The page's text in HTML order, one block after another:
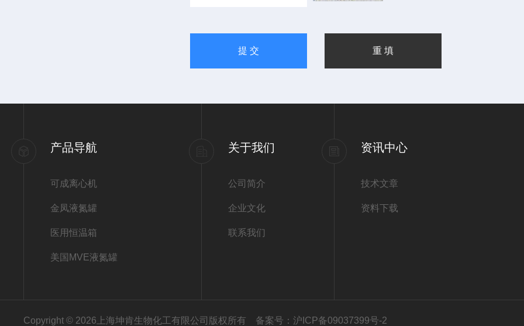
产品导航
可成离心机
金凤液氮罐
医用恒温箱
美国MVE液氮罐
关于我们
公司简介
企业文化
联系我们
资讯中心
技术文章
资料下载
Copyright © 2026上海坤肯生物化工有限公司版权所有 备案号：沪ICP备09037399号-2